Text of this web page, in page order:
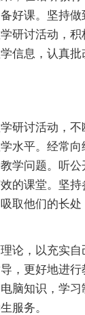
好课。坚持做
研讨活动，
信息，认真
讨活动，不
水平。经常
学问题。听公
的课堂。坚持
取他们的长
，以充实自
，更好地进
脑知识，学
服务。